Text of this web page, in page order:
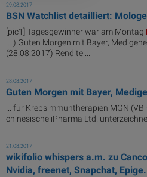
29.08.2017
BSN Watchlist detailliert:
[pic1] Tagesgewinner war am Montag
... ) Guten Morgen mit Bayer,
(28.08.2017) Rendite ...
28.08.2017
Guten Morgen mit Bayer,
... für Krebsimmuntherapien MGN (VB
chinesische iPharma Ltd.
21.08.2017
wikifolio whispers a.m. zu
Nvidia, freenet, Snapchat,